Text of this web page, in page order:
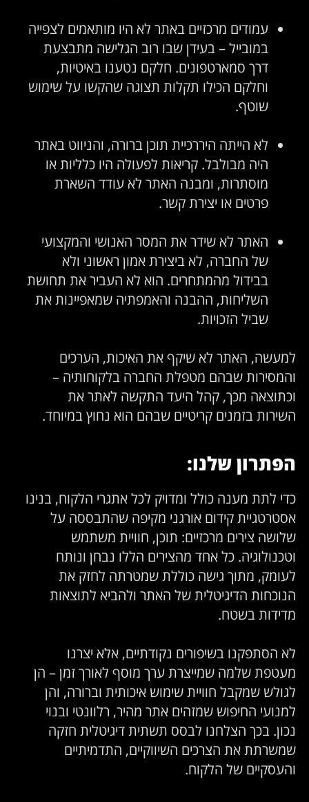
עמודים מרכזיים באתר לא היו מותאמים לצפייה
במובייל – בעידן שבו רוב הגלישה מתבצעת
דרך סמארטפונים. חלקם נטענו באיטיות,
וחלקם הכילו תקלות תצוגה שהקשו על שימוש
שוטף.
לא הייתה היררכיית תוכן ברורה, והניווט באתר
היה מבולבל. קריאות לפעולה היו כלליות או
מוסתרות, ומבנה האתר לא עודד השארת
פרטים או יצירת קשר.
האתר לא שידר את המסר האנושי והמקצועי
של החברה, לא ביצירת אמון ראשוני ולא
בבידול מהמתחרים. הוא לא העביר את תחושת
השליחות, ההבנה והאמפתיה שמאפיינות את
שביל הזכויות.
למעשה, האתר לא שיקף את האיכות, הערכים
והמסירות שבהם מטפלת החברה בלקוחותיה –
וכתוצאה מכך, קהל היעד התקשה לאתר את
השירות בזמנים קריטיים שבהם הוא נחוץ במיוחד.
הפתרון שלנו:
כדי לתת מענה כולל ומדויק לכל אתגרי הלקוח, בנינו
אסטרטגיית קידום אורגני מקיפה שהתבססה על
שלושה צירים מרכזיים: תוכן, חוויית משתמש
וטכנולוגיה. כל אחד מהצירים הללו נבחן ונותח
לעומק, מתוך גישה כוללת שמטרתה לחזק את
הנוכחות הדיגיטלית של האתר ולהביא לתוצאות
מדידות בשטח.
לא הסתפקנו בשיפורים נקודתיים, אלא יצרנו
מעטפת שלמה שמייצרת ערך מוסף לאורך זמן – הן
לגולש שמקבל חוויית שימוש איכותית וברורה, והן
למנועי החיפוש שמזהים אתר מהיר, רלוונטי ובנוי
נכון. בכך הצלחנו לבסס תשתית דיגיטלית חזקה
שמשרתת את הצרכים השיווקיים, התדמיתיים
והעסקיים של הלקוח.